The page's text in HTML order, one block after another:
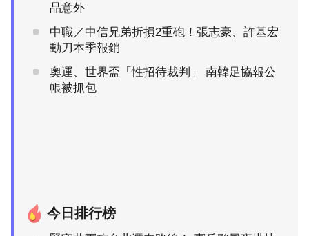
品意外
中職／中信兄弟折損2重砲！張志豪、許基宏
動刀本季報銷
奧運、世界盃「性招待裁判」 南韓足協報公
帳被抓包
今日排行榜